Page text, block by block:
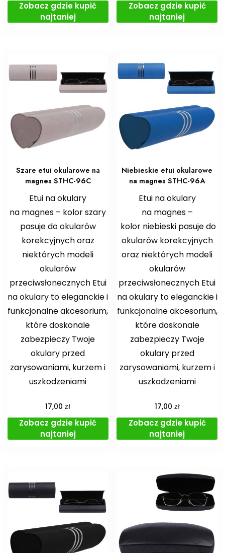
Zobacz gdzie kupić
najtaniej
Zobacz gdzie kupić
najtaniej
Szare etui okularowe na
magnes STHC-96C
Etui na okulary
na magnes – kolor szary
pasuje do okularów
korekcyjnych oraz
niektórych modeli
okularów
przeciwsłonecznych Etui
na okulary to eleganckie i
funkcjonalne akcesorium,
które doskonale
zabezpieczy Twoje
okulary przed
zarysowaniami, kurzem i
uszkodzeniami
17,00zł
Zobacz gdzie kupić
najtaniej
Niebieskie etui okularowe
na magnes STHC-96A
Etui na okulary
na magnes –
kolor niebieski pasuje do
okularów korekcyjnych
oraz niektórych modeli
okularów
przeciwsłonecznych Etui
na okulary to eleganckie i
funkcjonalne akcesorium,
które doskonale
zabezpieczy Twoje
okulary przed
zarysowaniami, kurzem i
uszkodzeniami
17,00 zł
Zobacz gdzie kupić
najtaniej